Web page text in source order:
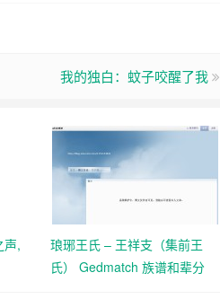
我的独白：蚊子咬醒了我
声,
琅琊王氏 – 王祥支（集前王
氏） Gedmatch 族谱和辈分